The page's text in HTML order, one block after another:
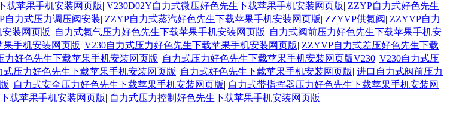
载苹果手机安装网页版| V230D02Y自力式微压好色先生下载苹果手机安装网页版| ZZYP自力式好色先生
自力式压力调压阀安装| ZZYP自力式蒸汽好色先生下载苹果手机安装网页版| ZZYVP供氮阀| ZZYVP自力
装网页版| 自力式氮气压力好色先生下载苹果手机安装网页版| 自力式阀前压力好色先生下载苹果手机安
果手机安装网页版| V230自力式压力好色先生下载苹果手机安装网页版| ZZYVP自力式差压好色先生下载
力好色先生下载苹果手机安装网页版| 自力式压力好色先生下载苹果手机安装网页版V230| V230自力式压
式压力好色先生下载苹果手机安装网页版| 自力式好色先生下载苹果手机安装网页版| 进口自力式阀前压力
| 自力式安全压力好色先生下载苹果手机安装网页版| 自力式带指挥器压力好色先生下载苹果手机安装网
载苹果手机安装网页版| 自力式压力控制好色先生下载苹果手机安装网页版|